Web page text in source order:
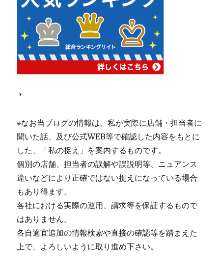
＊
※なお当ブログの情報は、私が実際に店舗・担当者に
聞いた話、及び公式WEB等で確認した内容をもとに
した、「私の捉え」を案内するものです。
個別の店舗、担当者の誤解や誤説明等、ニュアンス
違いなどにより正確ではない捉えになっている場合
もあり得ます。
各社における実際の運用、請求等を保証するもので
はありません。
各自適宜追加の情報検索や直接の確認等を踏まえた
上で、よろしいように取り進め下さい。